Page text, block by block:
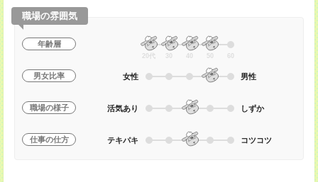
職場の雰囲気
年齢層
20代 30 40 50 60
男女比率 女性 男性
職場の様子 活気あり しずか
仕事の仕方 テキパキ コツコツ